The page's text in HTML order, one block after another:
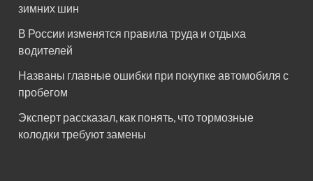
зимних шин
В России изменятся правила труда и отдыха
водителей
Названы главные ошибки при покупке автомобиля с
пробегом
Эксперт рассказал, как понять, что тормозные
колодки требуют замены